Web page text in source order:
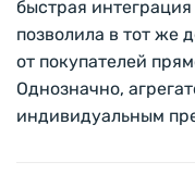
быстрая
позволила в тот же
от покупателей
Однозначно,
индивидуальным